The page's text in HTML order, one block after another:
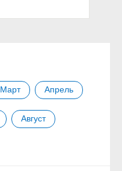
Март Апрель
Август